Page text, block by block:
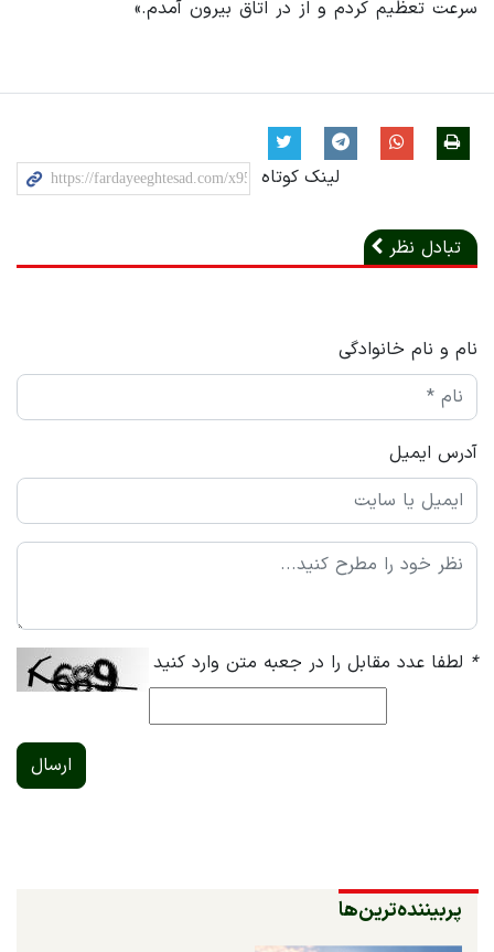
سرعت تعظیم کردم و از در اتاق بیرون آمدم.»
لینک کوتاه
تبادل نظر
نام و نام خانوادگی
آدرس ایمیل
* لطفا عدد مقابل را در جعبه متن وارد کنید
ارسال
پربیننده‌ترین‌ها